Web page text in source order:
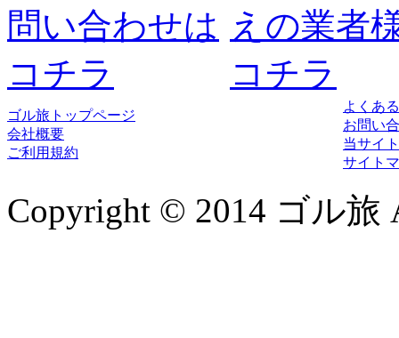
ゴル旅トップページ
会社概要
ご利用規約
よくあ
お問い
当サイ
サイト
Copyright © 2014 ゴル旅